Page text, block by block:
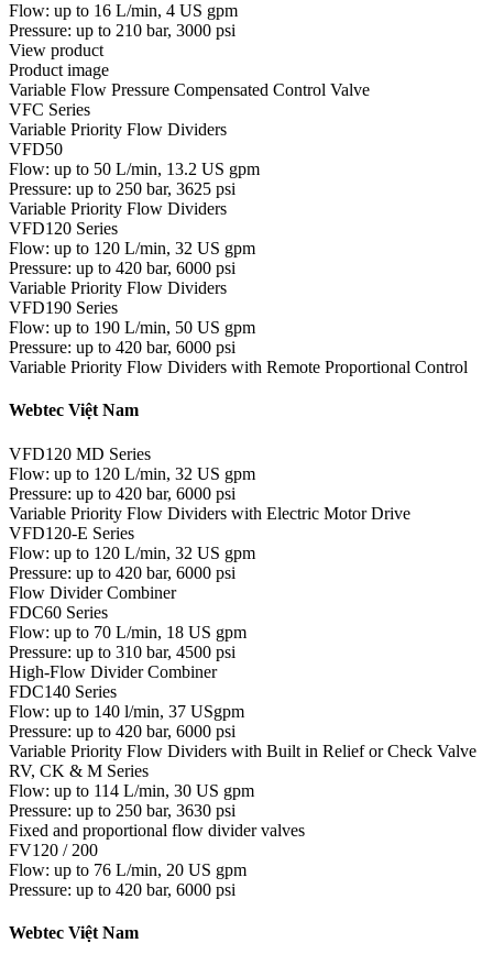
Flow: up to 16 L/min, 4 US gpm
Pressure: up to 210 bar, 3000 psi
View product
Product image
Variable Flow Pressure Compensated Control Valve
VFC Series
Variable Priority Flow Dividers
VFD50
Flow: up to 50 L/min, 13.2 US gpm
Pressure: up to 250 bar, 3625 psi
Variable Priority Flow Dividers
VFD120 Series
Flow: up to 120 L/min, 32 US gpm
Pressure: up to 420 bar, 6000 psi
Variable Priority Flow Dividers
VFD190 Series
Flow: up to 190 L/min, 50 US gpm
Pressure: up to 420 bar, 6000 psi
Variable Priority Flow Dividers with Remote Proportional Control
Webtec Việt Nam
VFD120 MD Series
Flow: up to 120 L/min, 32 US gpm
Pressure: up to 420 bar, 6000 psi
Variable Priority Flow Dividers with Electric Motor Drive
VFD120-E Series
Flow: up to 120 L/min, 32 US gpm
Pressure: up to 420 bar, 6000 psi
Flow Divider Combiner
FDC60 Series
Flow: up to 70 L/min, 18 US gpm
Pressure: up to 310 bar, 4500 psi
High-Flow Divider Combiner
FDC140 Series
Flow: up to 140 l/min, 37 USgpm
Pressure: up to 420 bar, 6000 psi
Variable Priority Flow Dividers with Built in Relief or Check Valve
RV, CK & M Series
Flow: up to 114 L/min, 30 US gpm
Pressure: up to 250 bar, 3630 psi
Fixed and proportional flow divider valves
FV120 / 200
Flow: up to 76 L/min, 20 US gpm
Pressure: up to 420 bar, 6000 psi
Webtec Việt Nam